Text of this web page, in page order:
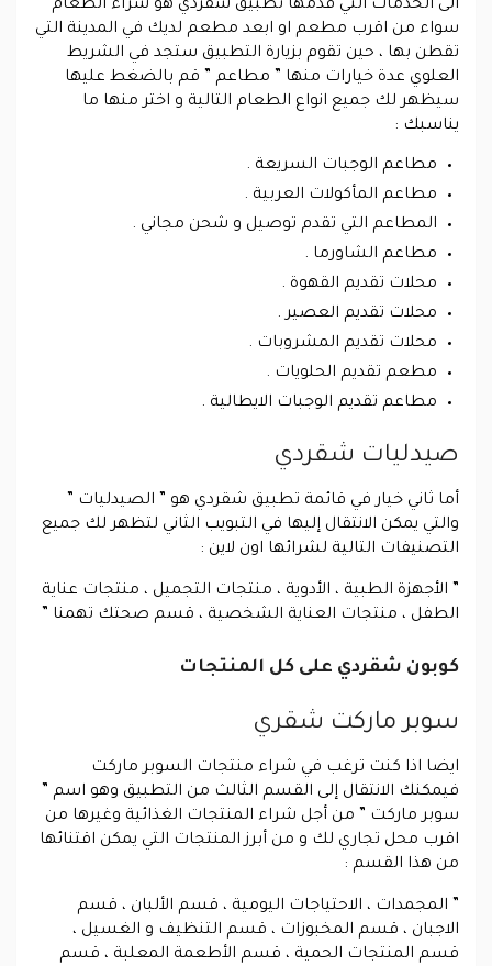
الى الخدمات التي قدمها تطبيق شقردي هو شراء الطعام
سواء من اقرب مطعم او ابعد مطعم لديك في المدينة التي
تقطن بها ، حين تقوم بزيارة التطبيق ستجد في الشريط
العلوي عدة خيارات منها ” مطاعم ” قم بالضغط عليها
سيظهر لك جميع انواع الطعام التالية و اختر منها ما
يناسبك :
مطاعم الوجبات السريعة .
مطاعم المأكولات العربية .
المطاعم التي تقدم توصيل و شحن مجاني .
مطاعم الشاورما .
محلات تقديم القهوة .
محلات تقديم العصير .
محلات تقديم المشروبات .
مطعم تقديم الحلويات .
مطاعم تقديم الوجبات الايطالية .
صيدليات شقردي
أما ثاني خيار في قائمة تطبيق شقردي هو ” الصيدليات ”
والتي يمكن الانتقال إليها في التبويب الثاني لتظهر لك جميع
التصنيفات التالية لشرائها اون لاين :
” الأجهزة الطبية ، الأدوية ، منتجات التجميل ، منتجات عناية
الطفل ، منتجات العناية الشخصية ، قسم صحتك تهمنا ”
كوبون شقردي على كل المنتجات
سوبر ماركت شقري
ايضا اذا كنت ترغب في شراء منتجات السوبر ماركت
فيمكنك الانتقال إلى القسم الثالث من التطبيق وهو اسم ”
سوبر ماركت ” من أجل شراء المنتجات الغذائية وغيرها من
اقرب محل تجاري لك و من أبرز المنتجات التي يمكن اقتنائها
من هذا القسم :
” المجمدات ، الاحتياجات اليومية ، قسم الألبان ، قسم
الاجبان ، قسم المخبوزات ، قسم التنظيف و الغسيل ،
قسم المنتجات الحمية ، قسم الأطعمة المعلبة ، قسم